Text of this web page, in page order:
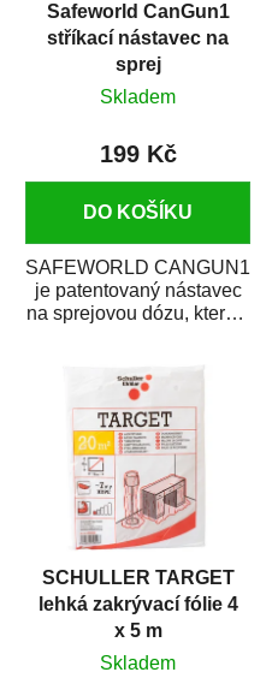
Safeworld CanGun1
stříkací nástavec na
sprej
Skladem
199 Kč
DO KOŠÍKU
SAFEWORLD CANGUN1
je patentovaný nástavec
na sprejovou dózu, který ji
SCHULLER TARGET
lehká zakrývací fólie 4
x 5 m
Skladem